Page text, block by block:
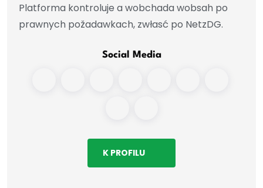
Platforma kontroluje a wobchada wobsah po
prawnych požadawkach, zwłasć po NetzDG.
Social Media
K PROFILU